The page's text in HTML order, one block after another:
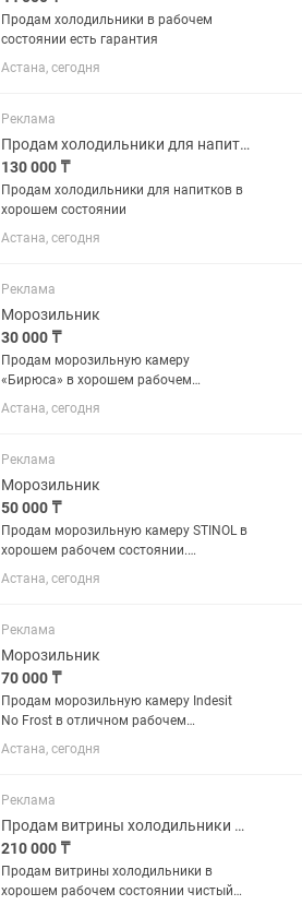
Продам холодильники в рабочем
состоянии есть гарантия
Астана, сегодня
Реклама
Продам холодильники для напитков в хорошем состоянии
130 000 ₸
Продам холодильники для напитков в
хорошем состоянии
Астана, сегодня
Реклама
Морозильник
30 000 ₸
Продам морозильную камеру
«Бирюса» в хорошем рабочем
состоянии. Полностью исправна,
отлично морозит, работает без
наличии. Подходит для дома,
магазина, кафе или...
Астана, сегодня
Реклама
Морозильник
50 000 ₸
Продам морозильную камеру STINOL в
хорошем рабочем состоянии.
Полностью исправна, отлично
морозит, работает тихо. Все полки и
дома, магазина или дачи.
Производитель:...
Астана, сегодня
Реклама
Морозильник
70 000 ₸
Продам морозильную камеру Indesit
No Frost в отличном рабочем
состоянии. Полностью исправна,
хорошо морозит, работает тихо.
требуется. Чистая, без посторонних...
Астана, сегодня
Реклама
Продам витрины холодильники в хорошем рабочем состоянии чистый
210 000 ₸
Продам витрины холодильники в
хорошем рабочем состоянии чистый